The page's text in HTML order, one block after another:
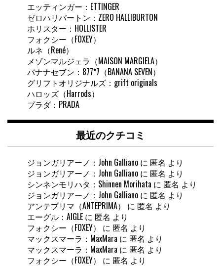
エッティンガー：ETTINGER
ゼロハリバートン：ZERO HALLIBURTON
ホリスター：HOLLISTER
フォクシー（FOXEY）
ルネ（René）
メゾンマルジェラ（MAISON MARGIELA）
バナナセブン：877*7（BANANA SEVEN）
グリフトオリジナルズ：grift originals
ハロッズ（Harrods）
プラダ：PRADA
最近のクチコミ
ジョンガリアーノ：John Galliano に 匿名 より
ジョンガリアーノ：John Galliano に 匿名 より
シンネンモリハタ：Shinnen Morihata に 匿名 より
ジョンガリアーノ：John Galliano に 匿名 より
アンテプリマ（ANTEPRIMA）
に 匿名 より
エーグル：AIGLE に 匿名 より
フォクシー（FOXEY）
に 匿名 より
マックスマーラ：MaxMara に 匿名 より
マックスマーラ：MaxMara に 匿名 より
フォクシー（FOXEY）
に 匿名 より